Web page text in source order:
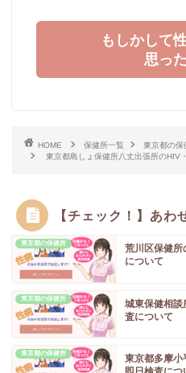
もしかして
思っ
HOME 保健所一覧
東京都の保
東京都島しょ保健所八丈出張所のHIV
【チェック！】あわ
東京都の保健所
荒川区保健所
について
東京都の保健所
城東保健相談
査について
東京都の保健所
東京都多摩小